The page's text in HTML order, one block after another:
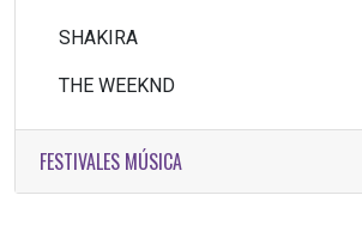
SHAKIRA
THE WEEKND
FESTIVALES MÚSICA